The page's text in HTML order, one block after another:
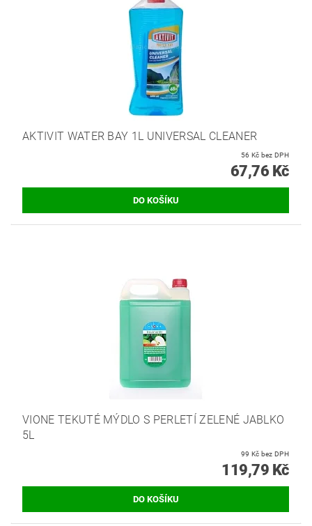
AKTIVIT WATER BAY 1L UNIVERSAL CLEANER
56 Kč bez DPH
67,76 Kč
VIONE TEKUTÉ MÝDLO S PERLETÍ ZELENÉ JABLKO
5L
99 Kč bez DPH
119,79 Kč